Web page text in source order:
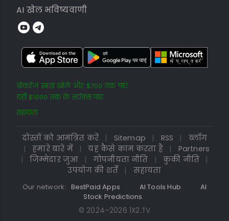
AI खेल भविष्यवाणी
ब्रोकरेज खाता खोलें और $700 तक पाएं
यहाँ $1000 तक के स्टॉक्स पाएं
सहायता
दोस्तों को आमंत्रित करें | Sitemap | RSS |
ब्लॉग
|
हमारे बारे में | यह कैसे काम करता है |
Partners
|
जिम्मेदार जुआ | गोपनीयता नीति | कुकी नीति
|
उपयोग की शर्तें
| सहायता
Our network: BestPaid Apps · AI Tools Hub ·
AI
Stock Predictions
© 2024–2026 1X2.TV